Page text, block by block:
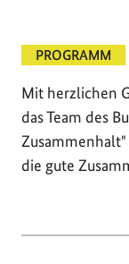
PROGRAMM
Mit herzlichen
das Team des
die gute